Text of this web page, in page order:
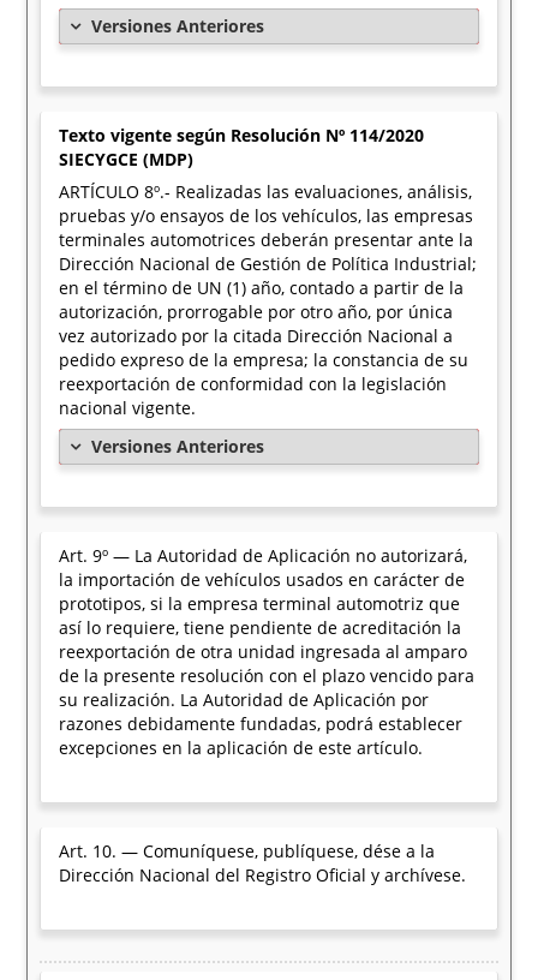
Versiones Anteriores
Texto vigente según Resolución Nº 114/2020
SIECYGCE (MDP)
ARTÍCULO 8º.- Realizadas las evaluaciones, análisis,
pruebas y/o ensayos de los vehículos, las empresas
terminales automotrices deberán presentar ante la
Dirección Nacional de Gestión de Política Industrial;
en el término de UN (1) año, contado a partir de la
autorización, prorrogable por otro año, por única
vez autorizado por la citada Dirección Nacional a
pedido expreso de la empresa; la constancia de su
reexportación de conformidad con la legislación
nacional vigente.
Versiones Anteriores
Art. 9º — La Autoridad de Aplicación no autorizará,
la importación de vehículos usados en carácter de
prototipos, si la empresa terminal automotriz que
así lo requiere, tiene pendiente de acreditación la
reexportación de otra unidad ingresada al amparo
de la presente resolución con el plazo vencido para
su realización. La Autoridad de Aplicación por
razones debidamente fundadas, podrá establecer
excepciones en la aplicación de este artículo.
Art. 10. — Comuníquese, publíquese, dése a la
Dirección Nacional del Registro Oficial y archívese.